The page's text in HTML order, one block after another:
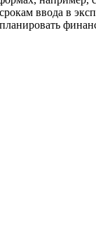
ввода в